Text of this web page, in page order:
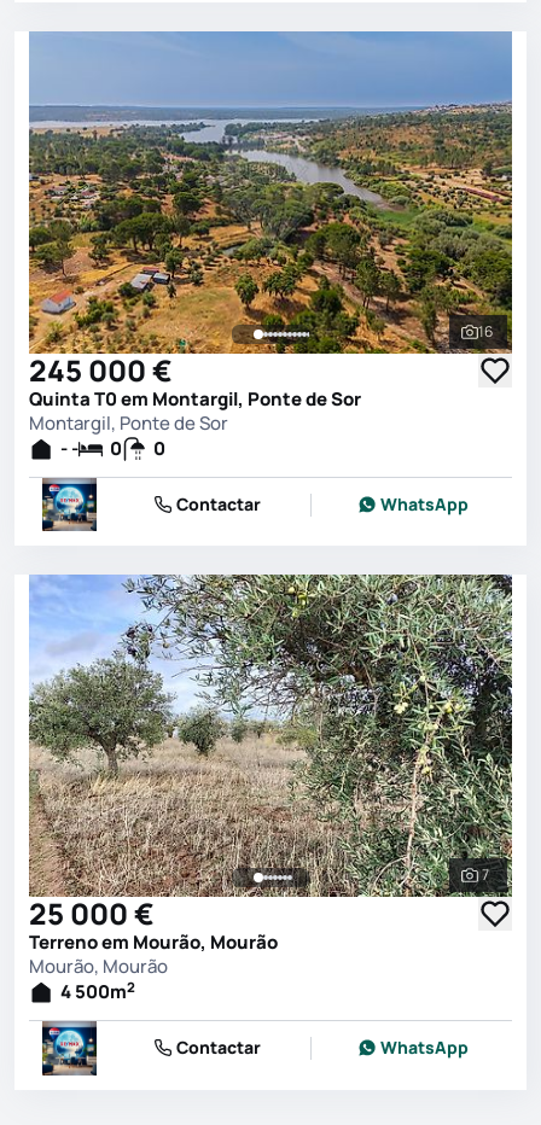
Ver
16
245 000 €
Quinta T0 em Montargil, Ponte de Sor
Montargil, Ponte de Sor
- -
0 0
Contactar WhatsApp
Ver
7
25 000 €
Terreno em Mourão, Mourão
Mourão, Mourão
4 500m2
Contactar WhatsApp